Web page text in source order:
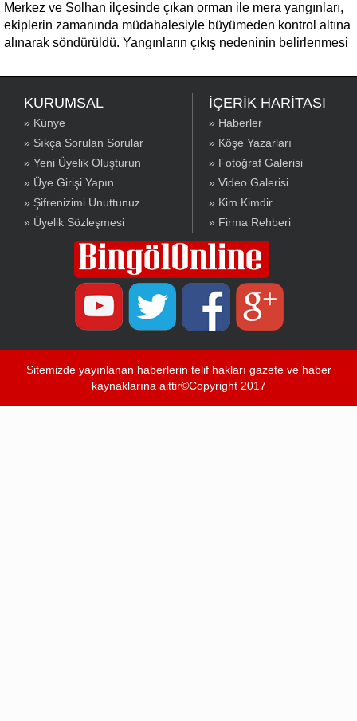
Merkez ve Solhan ilçesinde çıkan orman ile mera yangınları,
ekiplerin zamanında müdahalesiyle büyümeden kontrol altına
alınarak söndürüldü. Yangınların çıkış nedeninin belirlenmesi
KURUMSAL
» Künye
» Sıkça Sorulan Sorular
» Yeni Üyelik Oluşturun
» Üye Girişi Yapın
» Şifrenizimi Unuttunuz
» Üyelik Sözleşmesi
İÇERİK HARİTASI
» Haberler
» Köşe Yazarları
» Fotoğraf Galerisi
» Video Galerisi
» Kim Kimdir
» Firma Rehberi
Sitemizde yayınlanan haberlerin telif hakları gazete ve haber
kaynaklarına aittir©Copyright 2017